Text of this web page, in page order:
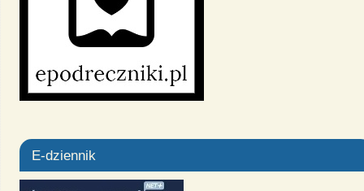
E-dziennik